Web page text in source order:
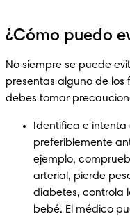
¿Cómo puedo
No siempre se puede
presentas alguno de los
debes tomar
Identifica e
preferiblemente
ejemplo,
arterial, pierde
diabetes, controla
bebé. El médico